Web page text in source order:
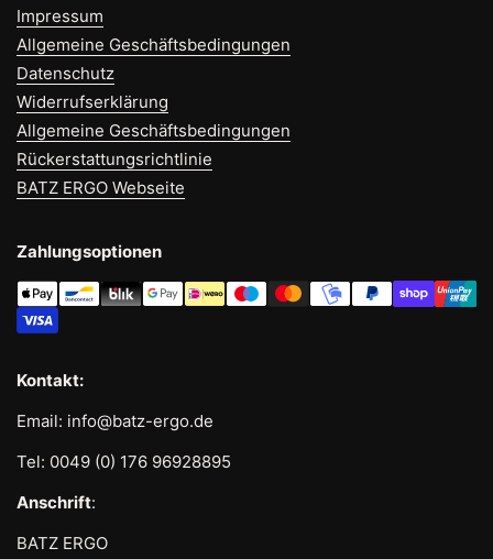
Impressum
Allgemeine Geschäftsbedingungen
Datenschutz
Widerrufserklärung
Allgemeine Geschäftsbedingungen
Rückerstattungsrichtlinie
BATZ ERGO Webseite
Zahlungsoptionen
Kontakt:
Email: info@batz-ergo.de
Tel: 0049 (0) 176 96928895
Anschrift:
BATZ ERGO